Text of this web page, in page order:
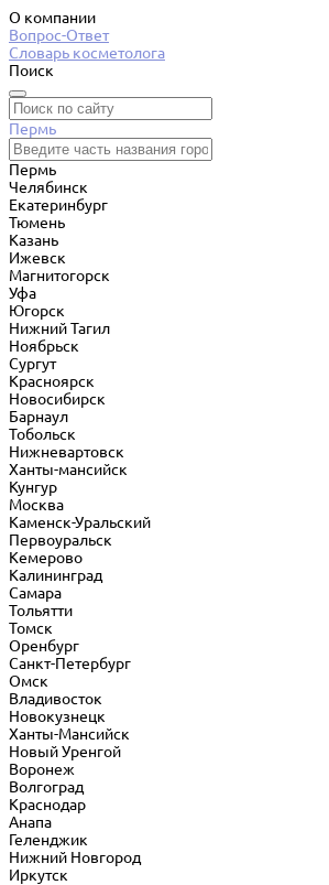
О компании
Вопрос-Ответ
Словарь косметолога
Поиск
Пермь
Пермь
Челябинск
Екатеринбург
Тюмень
Казань
Ижевск
Магнитогорск
Уфа
Югорск
Нижний Тагил
Ноябрьск
Сургут
Красноярск
Новосибирск
Барнаул
Тобольск
Нижневартовск
Ханты-мансийск
Кунгур
Москва
Каменск-Уральский
Первоуральск
Кемерово
Калининград
Самара
Тольятти
Томск
Оренбург
Санкт-Петербург
Омск
Владивосток
Новокузнецк
Ханты-Мансийск
Новый Уренгой
Воронеж
Волгоград
Краснодар
Анапа
Геленджик
Нижний Новгород
Иркутск